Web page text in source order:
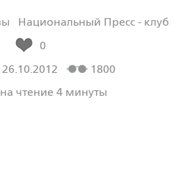
Национальный Пресс - клуб
0
26.10.2012
1800
чтение 4 минуты